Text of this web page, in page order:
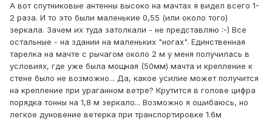
А вот спутниковые антенны высоко на мачтах я видел всего 1-
2 раза. И то это были маленькие 0,55 (или около того)
зеркала. Зачем их туда затолкали - не представляю :-) Все
остальные - на здании на маленьких "ногах". Единственная
тарелка на мачте с рычагом около 2 м у меня получилась в
условиях, где уже была мощная (50мм) мачта и крепление к
стене было не возможно... Да, какое усилие может получится
на крепление при ураганном ветре? Крутится в голове цифра
порядка тонны на 1,8 м зеркало... Возможно я ошибаюсь, но
легкое дуновение ветерка при транспортировке 1.6м